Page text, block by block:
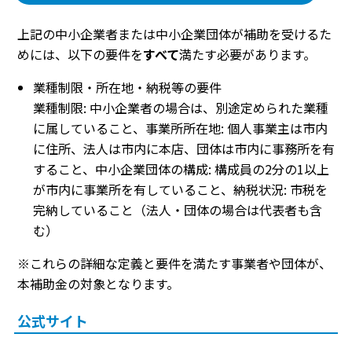
上記の中小企業者または中小企業団体が補助を受けるた
めには、以下の要件をすべて満たす必要があります。
業種制限・所在地・納税等の要件
業種制限: 中小企業者の場合は、別途定められた業種
に属していること、事業所所在地: 個人事業主は市内
に住所、法人は市内に本店、団体は市内に事務所を有
すること、中小企業団体の構成: 構成員の2分の1以上
が市内に事業所を有していること、納税状況: 市税を
完納していること（法人・団体の場合は代表者も含
む）
※これらの詳細な定義と要件を満たす事業者や団体が、
本補助金の対象となります。
公式サイト